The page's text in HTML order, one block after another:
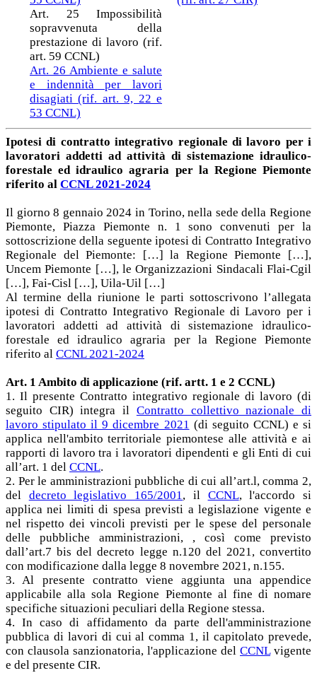
Art. 25 Impossibilità
sopravvenuta della
prestazione di lavoro (rif.
art. 59 CCNL)
Art. 26 Ambiente e salute
e indennità per lavori
disagiati (rif. art. 9, 22 e
53 CCNL)
Ipotesi di contratto integrativo regionale di lavoro per i
lavoratori addetti ad attività di sistemazione idraulico-
forestale ed idraulico agraria per la Regione Piemonte
riferito al CCNL 2021-2024
Il giorno 8 gennaio 2024 in Torino, nella sede della Regione
Piemonte, Piazza Piemonte n. 1 sono convenuti per la
sottoscrizione della seguente ipotesi di Contratto Integrativo
Regionale del Piemonte: […] la Regione Piemonte […],
Uncem Piemonte […], le Organizzazioni Sindacali Flai-Cgil
[…], Fai-Cisl […], Uila-Uil […]
Al termine della riunione le parti sottoscrivono l’allegata
ipotesi di Contratto Integrativo Regionale di Lavoro per i
lavoratori addetti ad attività di sistemazione idraulico-
forestale ed idraulico agraria per la Regione Piemonte
riferito al CCNL 2021-2024
Art. 1 Ambito di applicazione (rif. artt. 1 e 2 CCNL)
1. Il presente Contratto integrativo regionale di lavoro (di
seguito CIR) integra il Contratto collettivo nazionale di
lavoro stipulato il 9 dicembre 2021 (di seguito CCNL) e si
applica nell'ambito territoriale piemontese alle attività e ai
rapporti di lavoro tra i lavoratori dipendenti e gli Enti di cui
all’art. 1 del CCNL.
2. Per le amministrazioni pubbliche di cui all’art.l, comma 2,
del decreto legislativo 165/2001 , il CCNL, l'accordo si
applica nei limiti di spesa previsti a legislazione vigente e
nel rispetto dei vincoli previsti per le spese del personale
delle pubbliche amministrazioni, , così come previsto
dall’art.7 bis del decreto legge n.120 del 2021, convertito
con modificazione dalla legge 8 novembre 2021, n.155.
3. Al presente contratto viene aggiunta una appendice
applicabile alla sola Regione Piemonte al fine di nomare
specifiche situazioni peculiari della Regione stessa.
4. In caso di affidamento da parte dell'amministrazione
pubblica di lavori di cui al comma 1, il capitolato prevede,
con clausola sanzionatoria, l'applicazione del CCNLvigente
e del presente CIR.